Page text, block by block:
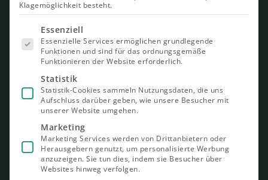
Klagemöglichkeit besteht.
Es folgt
eine Liste
der Service-
Gruppen,
für die eine
Einwilligung
erteilt
werden
kann. Die
erste
Service-
Gruppe ist
essenziell
und kann
nicht
abgewählt
Essenziell
Essenzielle Services ermöglichen grundlegende
Funktionen und sind für das ordnungsgemäße
Funktionieren der Website erforderlich.
Statistik
Statistik-Cookies sammeln Nutzungsdaten, die uns
Aufschluss darüber geben, wie unsere Besucher mit
unserer Website umgehen.
Marketing
Marketing Services werden von Drittanbietern oder
Herausgebern genutzt, um personalisierte Werbung
anzuzeigen. Sie tun dies, indem sie Besucher über
Websites hinweg verfolgen.